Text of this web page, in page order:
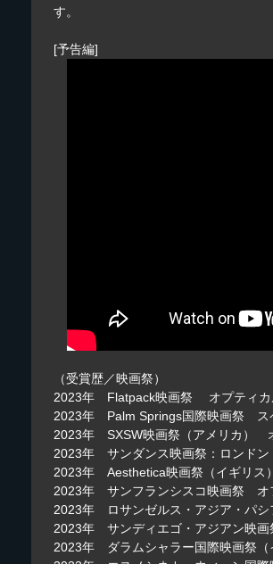
す。
[予告編]
（受賞歴／映画祭）
2023年 Flatpack映画祭 オプティカ
2023年 Palm Springs国際映画祭 ス
2023年 SXSW映画祭（アメリカ）
2023年 サンダンス映画祭：ロンド
2023年 Aesthetica映画祭（イギリス
2023年 サンフランシスコ映画祭 オ
2023年 ロサンゼルス・アジア・パ
2023年 サンディエゴ・アジアン映
2023年 ダラムシャラー国際映画祭